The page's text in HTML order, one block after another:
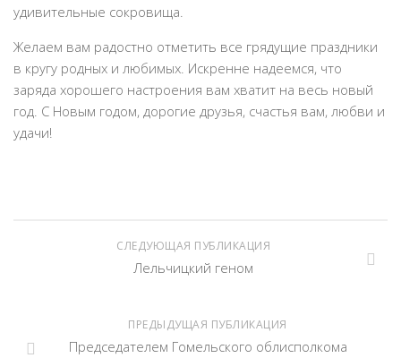
удивительные сокровища.
Желаем вам радостно отметить все грядущие праздники
в кругу родных и любимых. Искренне надеемся, что
заряда хорошего настроения вам хватит на весь новый
год. С Новым годом, дорогие друзья, счастья вам, любви и
удачи!
СЛЕДУЮЩАЯ ПУБЛИКАЦИЯ
Лельчицкий геном
ПРЕДЫДУЩАЯ ПУБЛИКАЦИЯ
Председателем Гомельского облисполкома